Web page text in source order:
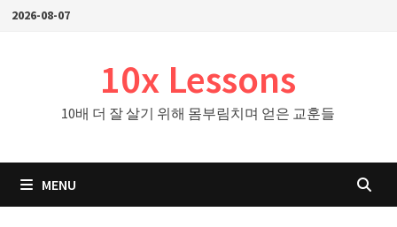
Skip2026-08-07
10x Lessons
10배 더 잘 살기 위해 몸부림치며 얻은 교훈들
MENU